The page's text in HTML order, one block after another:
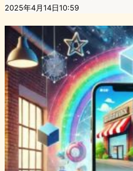
2025年4月14日10:59